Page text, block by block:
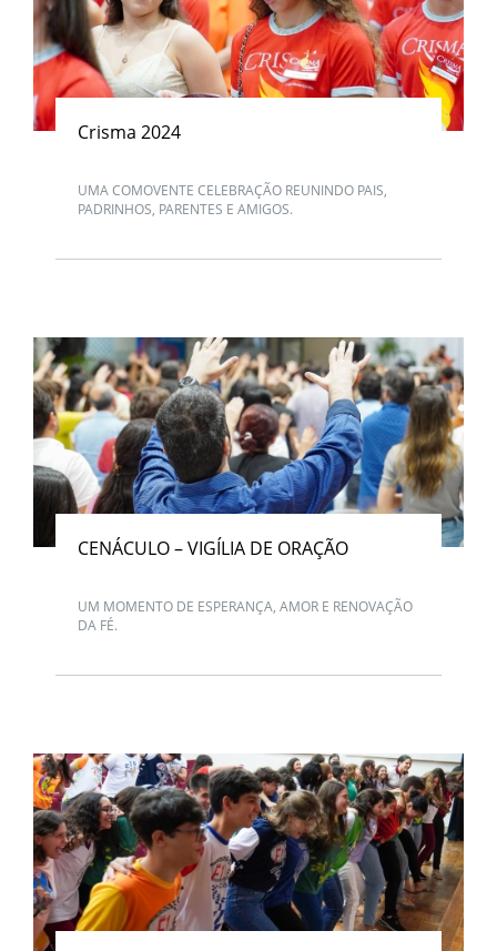
Crisma 2024
UMA COMOVENTE CELEBRAÇÃO REUNINDO PAIS,
PADRINHOS, PARENTES E AMIGOS.
CENÁCULO – VIGÍLIA DE ORAÇÃO
UM MOMENTO DE ESPERANÇA, AMOR E RENOVAÇÃO
DA FÉ.